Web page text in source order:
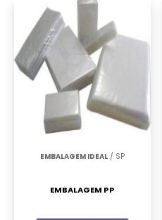
EMBALAGEM IDEAL / SP
EMBALAGEM PP